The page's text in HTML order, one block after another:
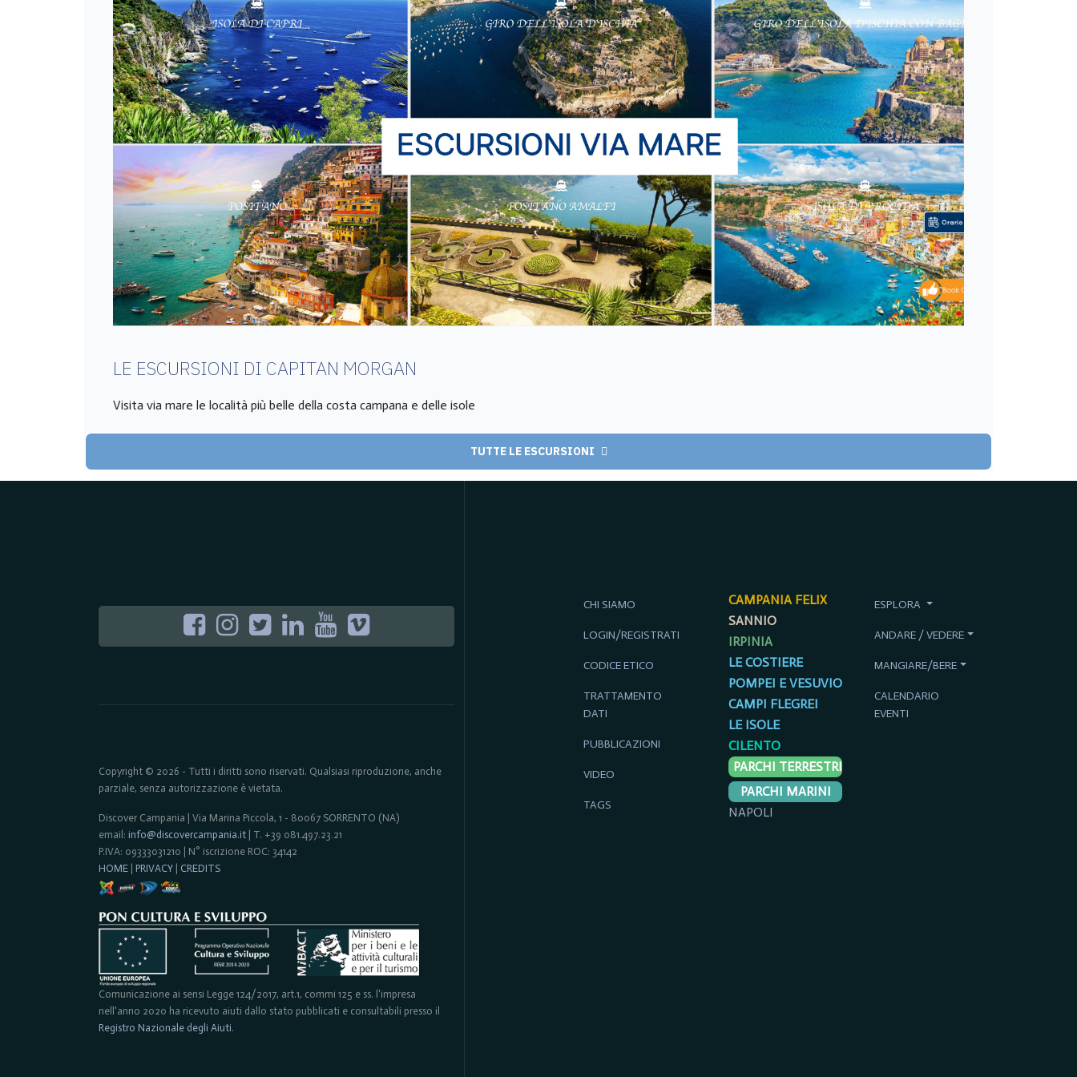
LE ESCURSIONI DI CAPITAN MORGAN
Visita via mare le località più belle della costa campana e delle isole
TUTTE LE ESCURSIONI
Copyright © 2026 - Tutti i diritti sono riservati. Qualsiasi riproduzione, anche
parziale, senza autorizzazione è vietata.
Discover Campania | Via Marina Piccola, 1 - 80067 SORRENTO (NA)
email: info@discovercampania.it | T. +39 081.497.23.21
P.IVA: 09333031210 | N° iscrizione ROC: 34142
HOME | PRIVACY | CREDITS
Comunicazione ai sensi Legge 124/2017, art.1, commi 125 e ss. l'impresa
nell'anno 2020 ha ricevuto aiuti dallo stato pubblicati e consultabili presso il
Registro Nazionale degli Aiuti.
CHI SIAMO
LOGIN/REGISTRATI
CODICE ETICO
TRATTAMENTO
DATI
PUBBLICAZIONI
VIDEO
TAGS
CAMPANIA FELIX
SANNIO
IRPINIA
LE COSTIERE
POMPEI E VESUVIO
CAMPI FLEGREI
LE ISOLE
CILENTO
PARCHI TERRESTRI
PARCHI MARINI
NAPOLI
ESPLORA
ANDARE / VEDERE
MANGIARE/BERE
CALENDARIO
EVENTI